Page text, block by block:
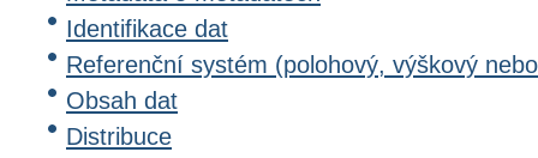
Identifikace dat
Referenční systém (polohový, výškový
Obsah dat
Distribuce